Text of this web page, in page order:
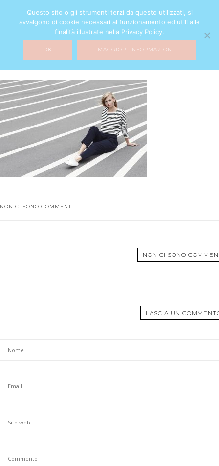
16 NOVEMBRE 2016
NON CI SONO COMMENTI
NON CI SONO
LASCIA UN
Questo sito o gli strumenti terzi da questo utilizzati, si
avvalgono di cookie necessari al funzionamento ed utili alle
finalità illustrate nella Privacy Policy.
OK MAGGIORI INFORMAZIONI.